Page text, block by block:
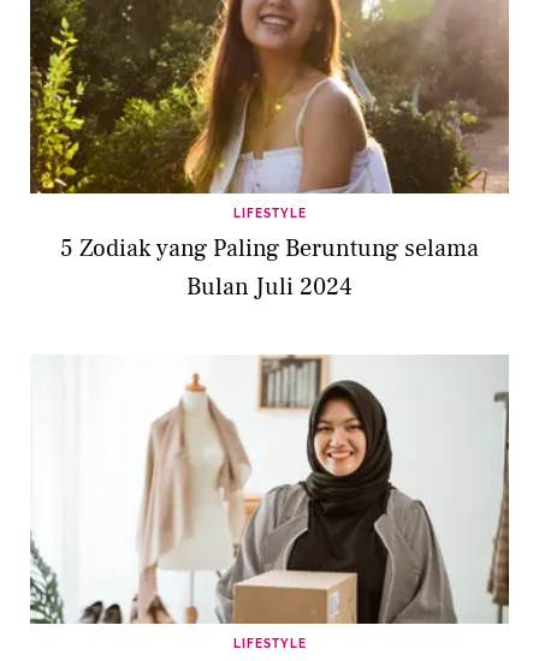
LIFESTYLE
5 Zodiak yang Paling Beruntung selama
Bulan Juli 2024
LIFESTYLE